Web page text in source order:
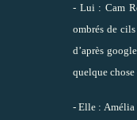
- Lui : Cam
ombrés de
d’après
quelque
- Elle : Amélia